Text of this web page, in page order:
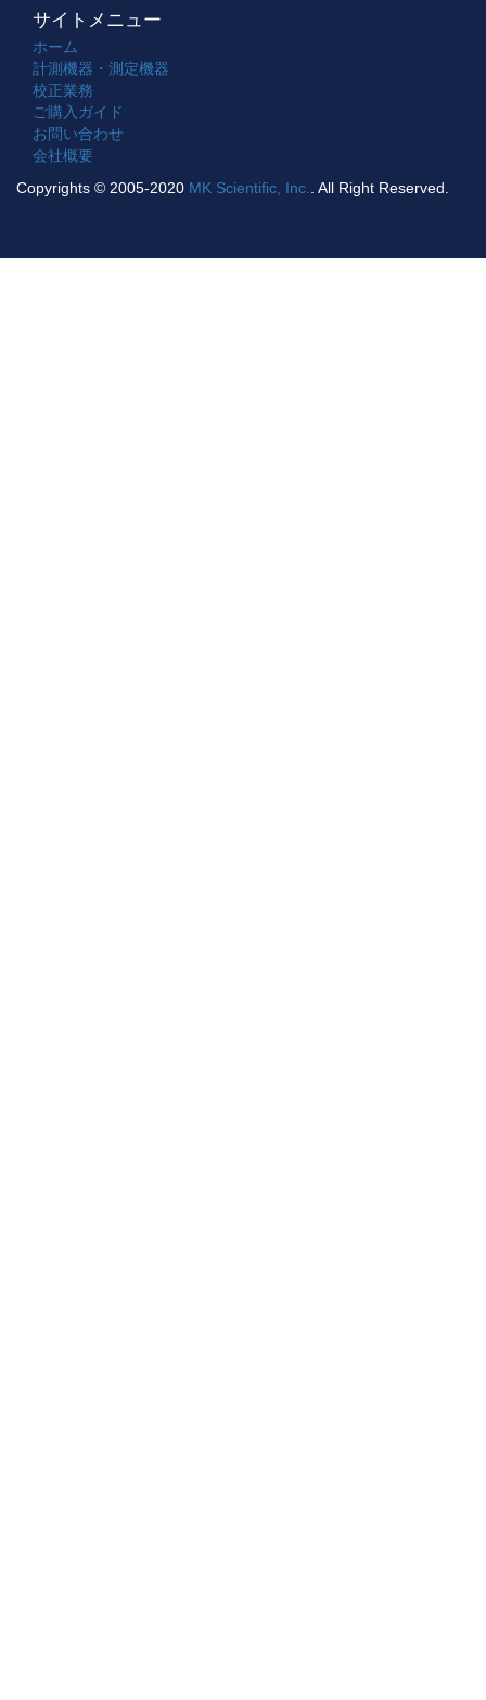
サイトメニュー
ホーム
計測機器・測定機器
校正業務
ご購入ガイド
お問い合わせ
会社概要
Copyrights © 2005-2020 MK Scientific, Inc. . All Right Reserved.